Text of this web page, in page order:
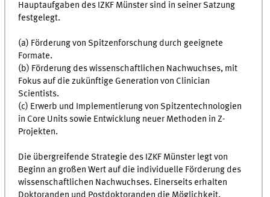
Hauptaufgaben des IZKF Münster sind in seiner Satzung
festgelegt.
(a) Förderung von Spitzenforschung durch geeignete
Formate.
(b) Förderung des wissenschaftlichen Nachwuchses, mit
Fokus auf die zukünftige Generation von Clinician
Scientists.
(c) Erwerb und Implementierung von Spitzentechnologien
in Core Units sowie Entwicklung neuer Methoden in Z-
Projekten.
Die übergreifende Strategie des IZKF Münster legt von
Beginn an großen Wert auf die individuelle Förderung des
wissenschaftlichen Nachwuchses. Einerseits erhalten